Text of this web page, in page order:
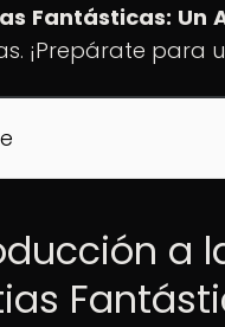
Fantásticas: Un
¡Prepárate para
a